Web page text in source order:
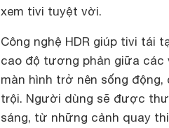
xem tivi tuyệt vời.
Công nghệ HDR giúp tivi tái
cao độ tương phản giữa các
màn hình trở nên sống
trội. Người dùng sẽ được
sáng, từ những cảnh quay